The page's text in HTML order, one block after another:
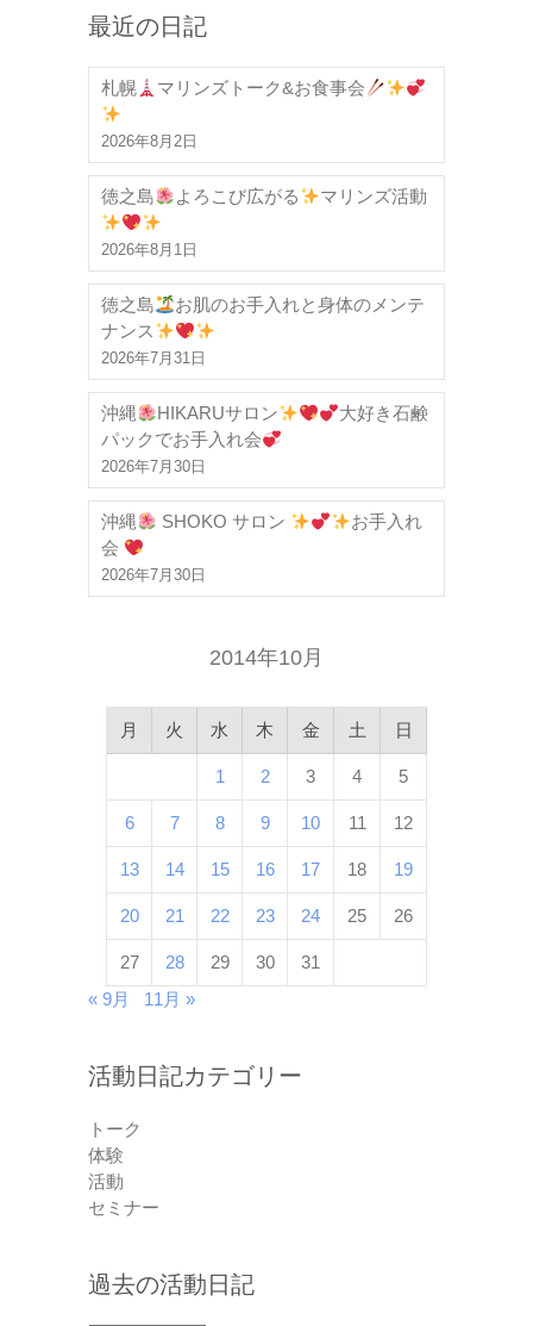
最近の日記
札幌 マリンズトーク&お食事会
2026年8月2日
徳之島 よろこび広がる マリンズ活動
2026年8月1日
徳之島
お肌のお手入れと身体のメンテ
ナンス
2026年7月31日
沖縄 HIKARUサロン
大好き石鹸
パックでお手入れ会
2026年7月30日
沖縄 SHOKO サロン
お手入れ
会
2026年7月30日
2014年10月
月 火 水 木 金 土 日
1 2 3 4 5
6 7 8 9 10 11 12
13 14 15 16 17 18 19
20 21 22 23 24 25 26
27 28 29 30
31
« 9月
11月 »
活動日記カテゴリー
トーク
体験
活動
セミナー
過去の活動日記